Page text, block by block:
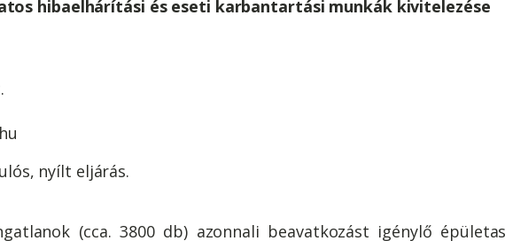
hibaelhárítási és eseti karbantartási munkák kivitelezése
nyílt eljárás.
(cca. 3800 db) azonnali beavatkozást igénylő